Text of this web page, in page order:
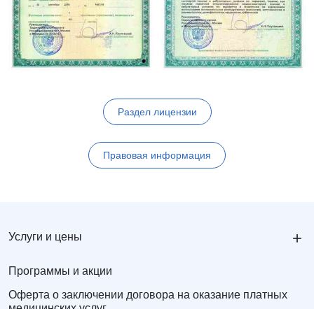
Раздел лицензии
Правовая информация
Услуги и цены +
Программы и акции
Оферта о заключении договора на оказание платных